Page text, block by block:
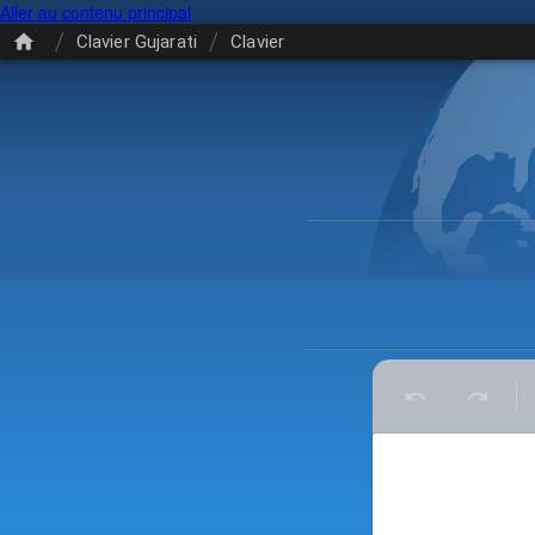
Aller au contenu principal
/ Clavier Gujarati / Clavier